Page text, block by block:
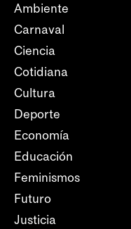
Ambiente
Carnaval
Ciencia
Cotidiana
Cultura
Deporte
Economía
Educación
Feminismos
Futuro
Justicia